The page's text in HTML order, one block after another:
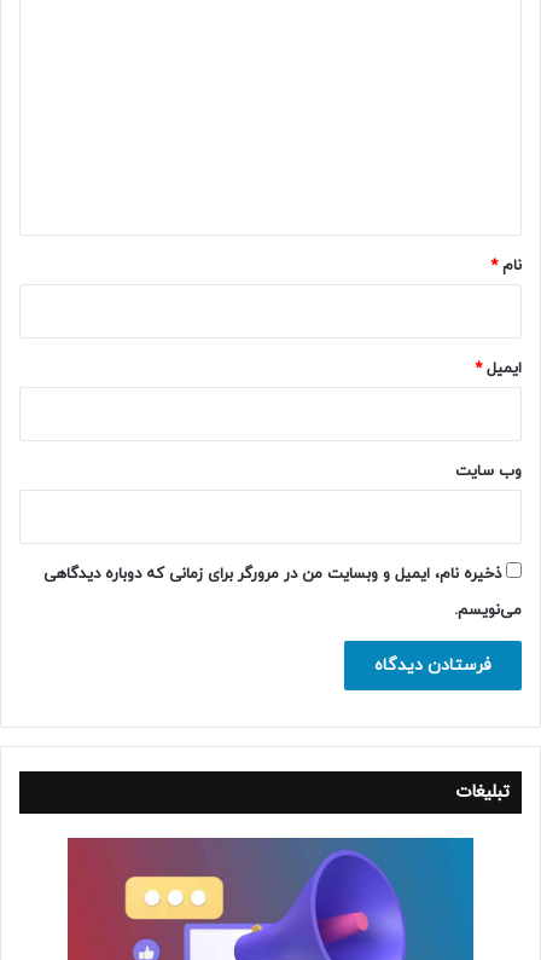
نام*
ایمیل*
وب‌ سایت
ذخیره نام، ایمیل و وبسایت من در مرورگر برای زمانی که دوباره دیدگاهی
می‌نویسم.
تبلیغات